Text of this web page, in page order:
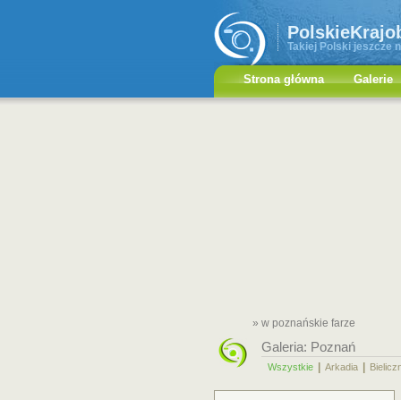
Takiej Polski jeszcze
Strona główna Galerie
» w poznańskie farze
Galeria: Poznań
Wszystkie Arkadia